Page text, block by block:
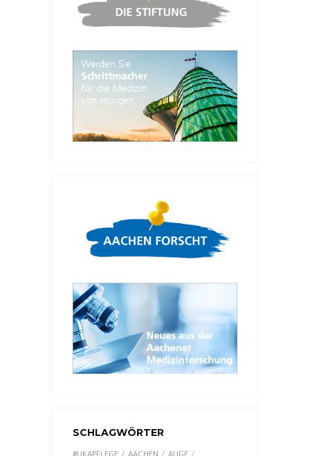
SCHLAGWÖRTER
#UKAPFLEGE AACHEN
AUGE